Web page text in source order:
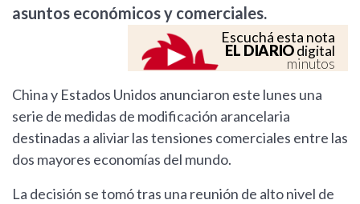
asuntos económicos y comerciales.
Escuchá esta nota
EL DIARIOdigital
minutos
China y Estados Unidos anunciaron este lunes una
serie de medidas de modificación arancelaria
destinadas a aliviar las tensiones comerciales entre las
dos mayores economías del mundo.
La decisión se tomó tras una reunión de alto nivel de